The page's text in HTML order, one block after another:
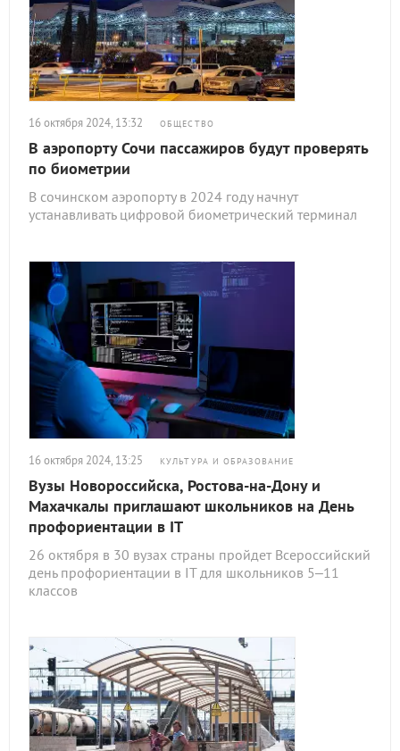
16 октября 2024, 13:32 ОБЩЕСТВО
В аэропорту Сочи пассажиров будут проверять
по биометрии
В сочинском аэропорту в 2024 году начнут
устанавливать цифровой биометрический терминал
16 октября 2024, 13:25 КУЛЬТУРА И ОБРАЗОВАНИЕ
Вузы Новороссийска, Ростова-на-Дону и
Махачкалы приглашают школьников на День
профориентации в IТ
26 октября в 30 вузах страны пройдет Всероссийский
день профориентации в IT для школьников 5–11
классов